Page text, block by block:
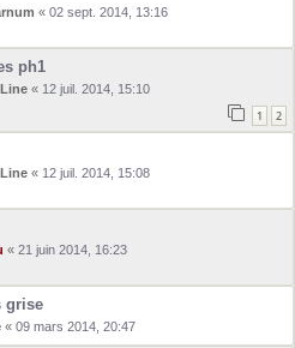
« 02 sept. 2014, 13:16
ph1
« 12 juil. 2014, 15:10
1 2
« 12 juil. 2014, 15:08
« 21 juin 2014, 16:23
grise
« 09 mars 2014, 20:47